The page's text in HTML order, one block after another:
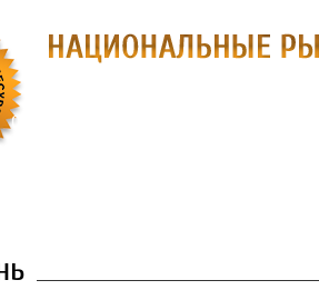
О ПРЕДПРИЯТИИ